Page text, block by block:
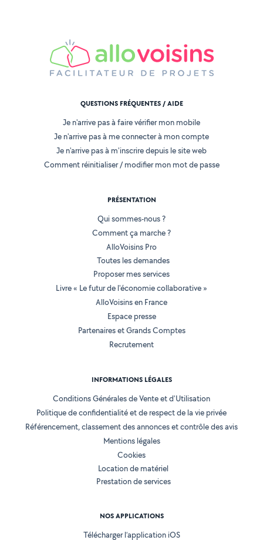
QUESTIONS FRÉQUENTES / AIDE
Je n'arrive pas à faire vérifier mon mobile
Je n'arrive pas à me connecter à mon compte
Je n'arrive pas à m'inscrire depuis le site web
Comment réinitialiser / modifier mon mot de passe
PRÉSENTATION
Qui sommes-nous ?
Comment ça marche ?
AlloVoisins Pro
Toutes les demandes
Proposer mes services
Livre « Le futur de l'économie collaborative »
AlloVoisins en France
Espace presse
Partenaires et Grands Comptes
Recrutement
INFORMATIONS LÉGALES
Conditions Générales de Vente et d'Utilisation
Politique de confidentialité et de respect de la vie privée
Référencement, classement des annonces et contrôle des avis
Mentions légales
Cookies
Location de matériel
Prestation de services
NOS APPLICATIONS
Télécharger l’application iOS